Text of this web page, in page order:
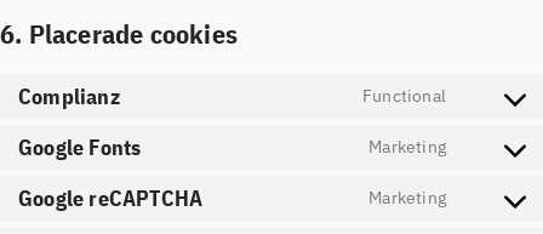
6. Placerade cookies
Complianz Functional
Google Fonts Marketing
Google reCAPTCHA Marketing